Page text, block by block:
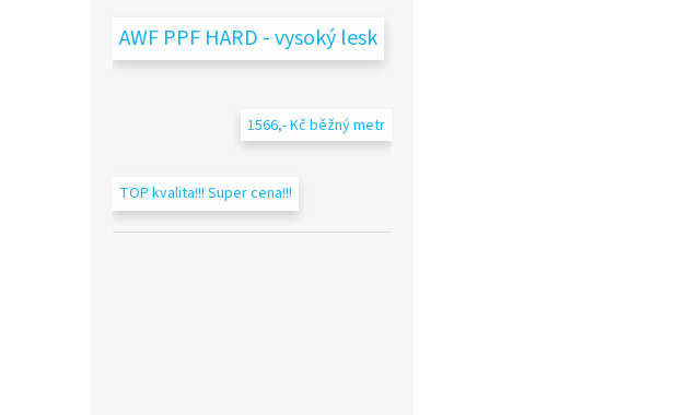
AWF PPF HARD - vysoký lesk
TOP kvalita!!! Super cena!!!
1566,- Kč běžný metr